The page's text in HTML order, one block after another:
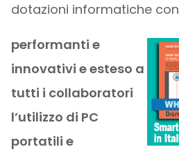
dotazioni informatiche con
performanti e
innovativi e esteso a
tutti i collaboratori
l’utilizzo di PC
portatili e